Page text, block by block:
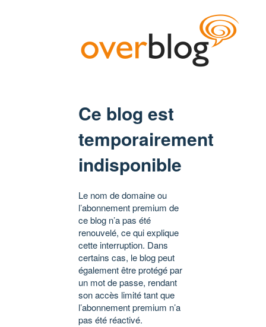
Ce blog est
temporairement
indisponible
Le nom de domaine ou
l’abonnement premium de
ce blog n’a pas été
renouvelé, ce qui explique
cette interruption. Dans
certains cas, le blog peut
également être protégé par
un mot de passe, rendant
son accès limité tant que
l’abonnement premium n’a
pas été réactivé.